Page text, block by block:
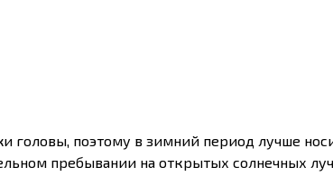
головы, поэтому в зимний период лучше
пребывании на открытых солнечных